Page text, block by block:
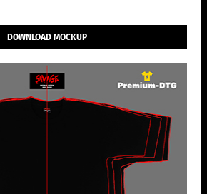
DOWNLOAD MOCKUP